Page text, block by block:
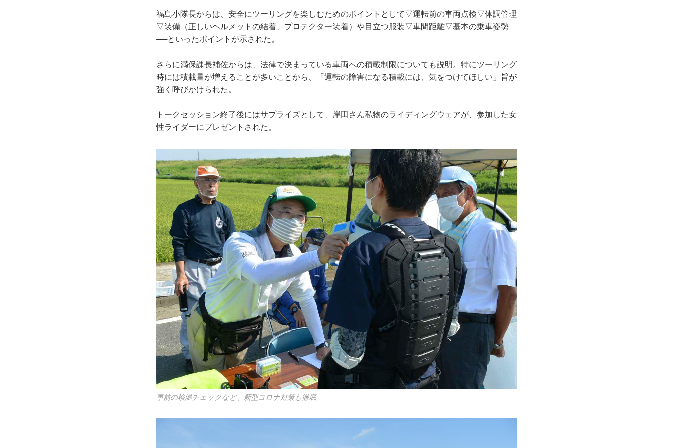
福島小隊長からは、安全にツーリングを楽しむためのポイントとして▽運転前の車両点検▽体調管理
▽装備（正しいヘルメットの結着、プロテクター装着）や目立つ服装▽車間距離▽基本の乗車姿勢
──といったポイントが示された。
さらに満保課長補佐からは、法律で決まっている車両への積載制限についても説明。特にツーリング
時には積載量が増えることが多いことから、「運転の障害になる積載には、気をつけてほしい」旨が
強く呼びかけられた。
トークセッション終了後にはサプライズとして、岸田さん私物のライディングウェアが、参加した女
性ライダーにプレゼントされた。
事前の検温チェックなど、新型コロナ対策も徹底